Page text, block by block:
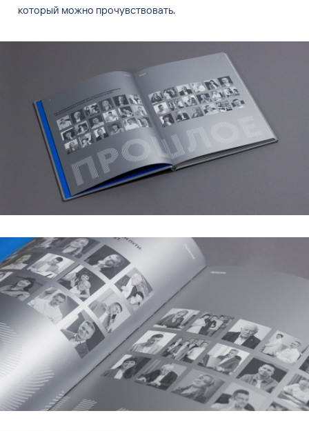
который можно прочувствовать.